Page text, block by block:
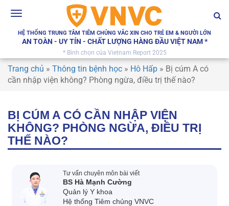
Toggle
HỆ THỐNG TRUNG TÂM TIÊM CHỦNG VẮC XIN CHO TRẺ EM & NGƯỜI LỚN
AN TOÀN - UY TÍN - CHẤT LƯỢNG HÀNG ĐẦU VIỆT NAM *
* Bình chọn của Vietnam Report 2025
Trang chủ » Thông tin bệnh học » Hô Hấp » Bị cúm A có
cần nhập viện không? Phòng ngừa, điều trị thế nào?
BỊ CÚM A CÓ CẦN NHẬP VIỆN
KHÔNG? PHÒNG NGỪA, ĐIỀU TRỊ
THẾ NÀO?
Tư vấn chuyên môn bài viết
BS Hà Mạnh Cường
Quản lý Y khoa
Hệ thống Tiêm chủng VNVC